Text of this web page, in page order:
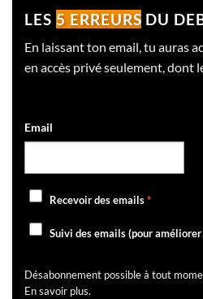
LES 5 ERREURS DU
En laissant ton email, tu auras
en accès privé seulement, dont
Email
Recevoir des emails*
Suivi des emails (pour
Désabonnement possible à tout
En savoir plus.